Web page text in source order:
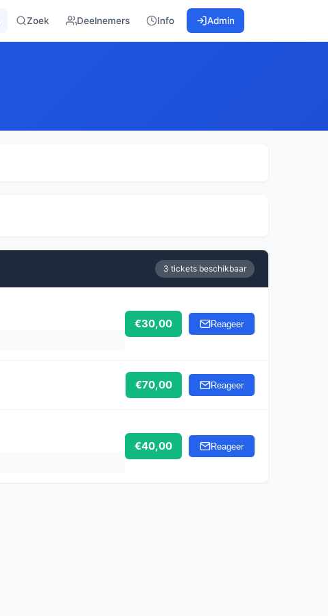
Zoek Deelnemers Info Admin
3 tickets beschikbaar
€30,00 Reageer
€70,00 Reageer
€40,00 Reageer